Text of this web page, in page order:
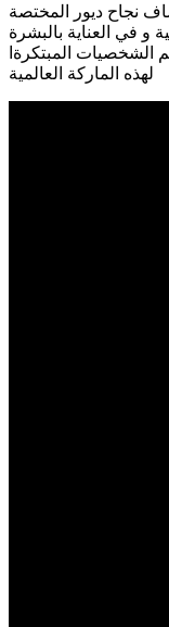
نجاح ديور المختصة
و في العناية بالبشرة
الشخصيات المبتكرةا
لهذه الماركة العالمية